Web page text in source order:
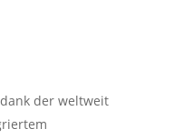
der weltweit